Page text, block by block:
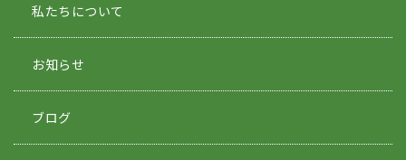
私たちについて
お知らせ
ブログ